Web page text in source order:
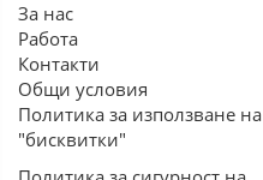
За нас
Работа
Контакти
Общи условия
Политика за използване на
"бисквитки"